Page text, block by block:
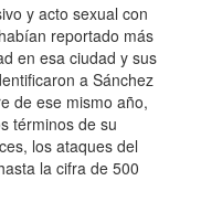
y acto sexual con
reportado más
en esa ciudad y sus
a Sánchez
de ese mismo año,
términos de su
los ataques del
la cifra de 500